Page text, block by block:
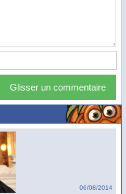
Glisser un commentaire
06/08/2014